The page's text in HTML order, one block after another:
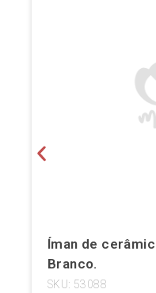
Castellón de la
Fuerteventura
Gijón
Íman de
Branco.
SKU: 53088